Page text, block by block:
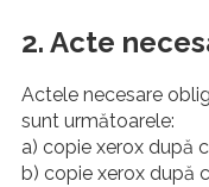
2. Acte
Actele necesare
sunt următoarele:
a) copie xerox după
b) copie xerox după